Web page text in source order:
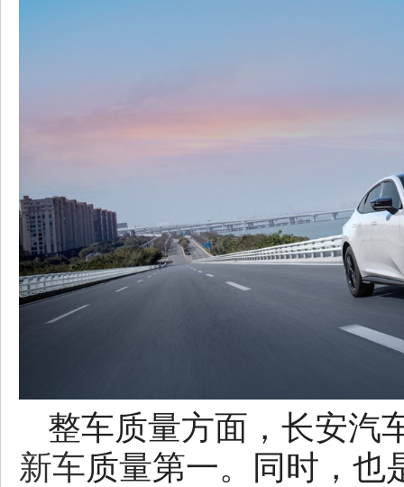
整车质量方面，长安汽
新车质量第一。同时，也